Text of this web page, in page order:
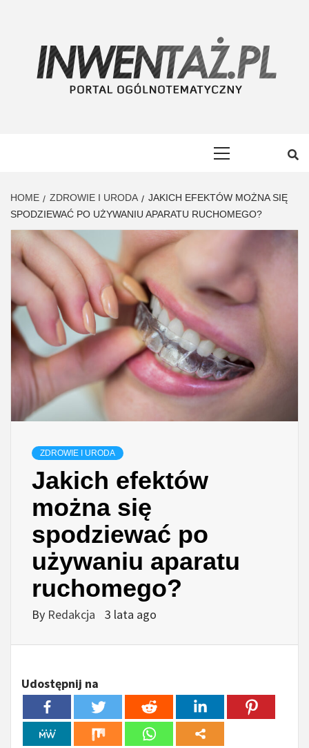
HOME ZDROWIE I URODA
JAKICH EFEKTÓW MOŻNA SIĘ
SPODZIEWAĆ PO UŻYWANIU APARATU RUCHOMEGO?
ZDROWIE I URODA
Jakich efektów
można się
spodziewać po
używaniu aparatu
ruchomego?
By Redakcja 3 lata ago
Udostępnij na